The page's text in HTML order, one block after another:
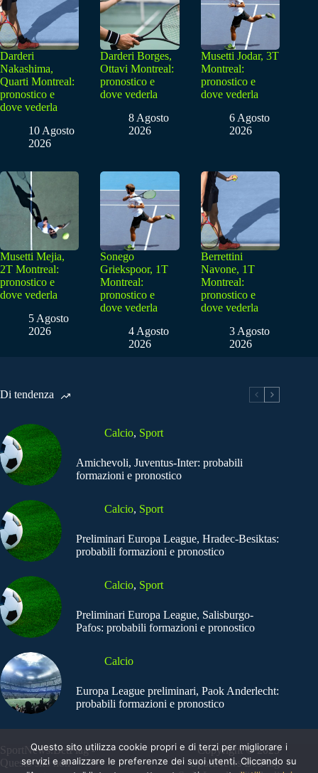
Darderi
Nakashima,
Quarti Montreal:
pronostico e
dove vederla
10 Agosto
2026
Darderi Borges,
Ottavi Montreal:
pronostico e
dove vederla
8 Agosto
2026
Musetti Jodar, 3T
Montreal:
pronostico e
dove vederla
6 Agosto
2026
Musetti Mejia,
2T Montreal:
pronostico e
dove vederla
5 Agosto
2026
Sonego
Griekspoor, 1T
Montreal:
pronostico e
dove vederla
4 Agosto
2026
Berrettini
Navone, 1T
Montreal:
pronostico e
dove vederla
3 Agosto
2026
Di tendenza
Calcio, Sport
Amichevoli, Juventus-Inter: probabili
formazioni e pronostico
Calcio, Sport
Preliminari Europa League, Hradec-Besiktas:
probabili formazioni e pronostico
Calcio, Sport
Preliminari Europa League, Salisburgo-
Pafos: probabili formazioni e pronostico
Calcio
Europa League preliminari, Paok Anderlecht:
probabili formazioni e pronostico
SportNews.BetFlag -
Questo sito non
Copyright © 2025
SportNews BetFlag
Questo sito utilizza cookie propri e di terzi per migliorare i
servizi e analizzare le preferenze dei suoi utenti. Cliccando su